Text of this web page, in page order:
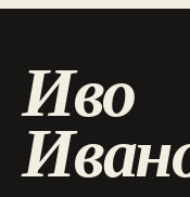
Иво